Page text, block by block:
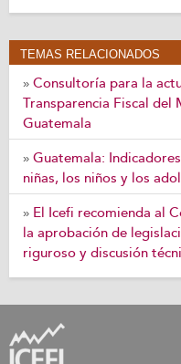
TEMAS RELACIONADOS
» Consultoría para la
Transparencia Fiscal del
Guatemala
» Guatemala:
niñas, los niños y los
» El Icefi recomienda al
la aprobación de
riguroso y discusión